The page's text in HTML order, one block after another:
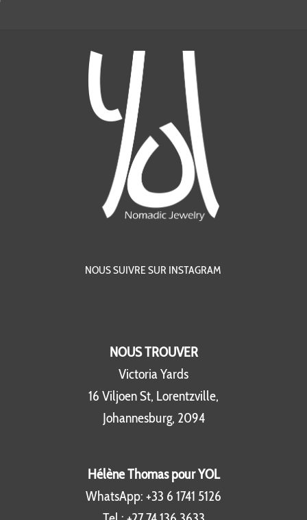
NOUS SUIVRE SUR INSTAGRAM
NOUS TROUVER
Victoria Yards
16 Viljoen St, Lorentzville,
Johannesburg, 2094
Hélène Thomas pour YOL
WhatsApp: +33 6 1741 5126